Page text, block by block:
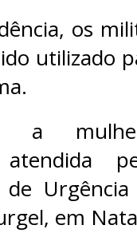
os
utilizado
a mulher
em